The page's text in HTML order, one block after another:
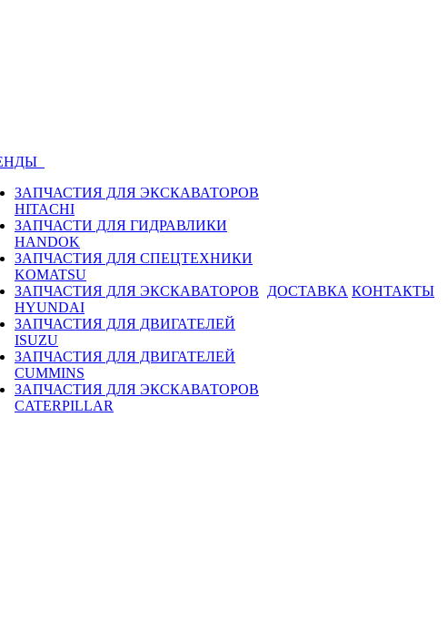
ЗАПЧАСТИЯ ДЛЯ ЭКСКАВАТОРОВ
HITACHI
ЗАПЧАСТИ ДЛЯ ГИДРАВЛИКИ
HANDOK
ЗАПЧАСТИЯ ДЛЯ СПЕЦТЕХНИКИ
KOMATSU
ЗАПЧАСТИЯ ДЛЯ ЭКСКАВАТОРОВ
HYUNDAI
ЗАПЧАСТИЯ ДЛЯ ДВИГАТЕЛЕЙ
ISUZU
ЗАПЧАСТИЯ ДЛЯ ДВИГАТЕЛЕЙ
CUMMINS
ЗАПЧАСТИЯ ДЛЯ ЭКСКАВАТОРОВ
CATERPILLAR
ДОСТАВКА КОНТАКТЫ